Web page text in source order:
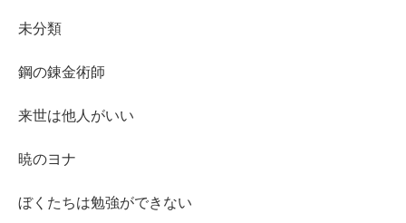
未分類
鋼の錬金術師
来世は他人がいい
暁のヨナ
ぼくたちは勉強ができない